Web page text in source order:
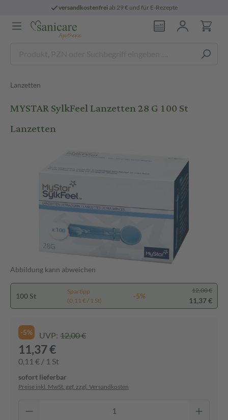
versandkostenfreiab 29 € und für E-Rezepte
Lanzetten
MYSTAR SylkFeel Lanzetten 28 G 100 St
Lanzetten
Abbildung kann abweichen
100 St
Spartipp
(0,11 € / 1 St)
-5%
12,00 €
11,37 €
-5% UVP: 12,00 €
11,37 €
0,11 € / 1 St
sofort lieferbar
Preise inkl. MwSt. ggf. zzgl. Versandkosten